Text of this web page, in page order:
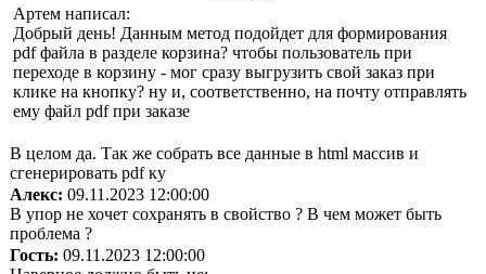
Артем написал:
Добрый день! Данным метод подойдет для формирования
pdf файла в разделе корзина? чтобы пользователь при
переходе в корзину - мог сразу выгрузить свой заказ при
клике на кнопку? ну и, соответственно, на почту отправлять
ему файл pdf при заказе
В целом да. Так же собрать все данные в html массив и
сгенерировать pdf ку
Алекс: 09.11.2023 12:00:00
В упор не хочет сохранять в свойство ? В чем может быть
проблема ?
Гость: 09.11.2023 12:00:00